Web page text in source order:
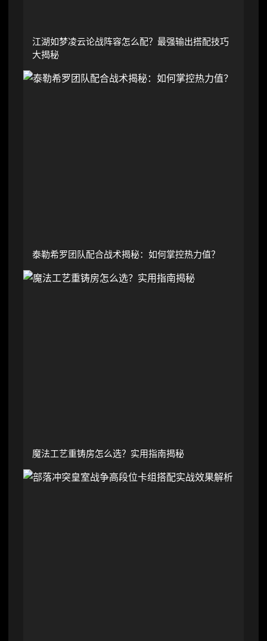
江湖如梦凌云论战阵容怎么配？最强输出搭配技巧
大揭秘
泰勒希罗团队配合战术揭秘：如何掌控热力值？
魔法工艺重铸房怎么选？实用指南揭秘